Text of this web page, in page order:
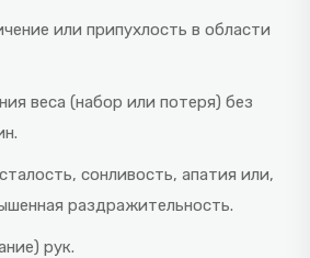
или припухлость в области
веса (набор или потеря) без
сонливость, апатия или,
раздражительность.
рук.